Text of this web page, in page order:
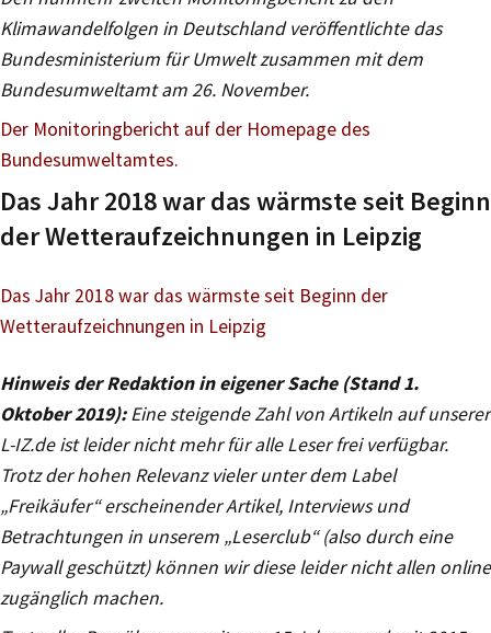
Klimawandelfolgen in Deutschland veröffentlichte das
Bundesministerium für Umwelt zusammen mit dem
Bundesumweltamt am 26. November.
Der Monitoringbericht auf der Homepage des
Bundesumweltamtes.
Das Jahr 2018 war das wärmste seit Beginn
der Wetteraufzeichnungen in Leipzig
Das Jahr 2018 war das wärmste seit Beginn der
Wetteraufzeichnungen in Leipzig
Hinweis der Redaktion in eigener Sache (Stand 1.
Oktober 2019):Eine steigende Zahl von Artikeln auf unserer
L-IZ.de ist leider nicht mehr für alle Leser frei verfügbar.
Trotz der hohen Relevanz vieler unter dem Label
„Freikäufer“ erscheinender Artikel, Interviews und
Betrachtungen in unserem „Leserclub“ (also durch eine
Paywall geschützt) können wir diese leider nicht allen online
zugänglich machen.